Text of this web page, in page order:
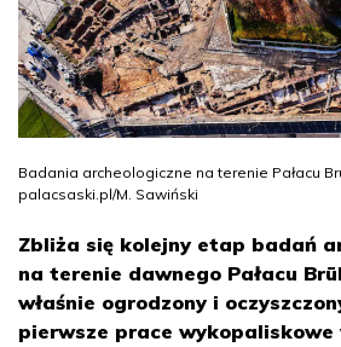
Badania archeologiczne na terenie Pałacu
palacsaski.pl/M. Sawiński
Zbliża się kolejny etap badań
na terenie dawnego Pałacu
właśnie ogrodzony i
pierwsze prace wykopaliskowe